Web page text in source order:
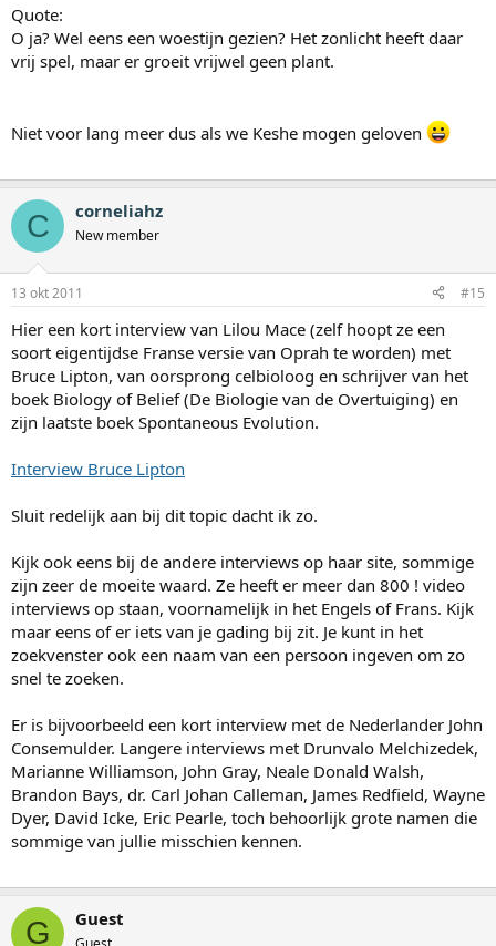
Quote:
O ja? Wel eens een woestijn gezien? Het zonlicht heeft daar
vrij spel, maar er groeit vrijwel geen plant.
Niet voor lang meer dus als we Keshe mogen geloven
C corneliahz
New member
13 okt 2011 #15
Hier een kort interview van Lilou Mace (zelf hoopt ze een
soort eigentijdse Franse versie van Oprah te worden) met
Bruce Lipton, van oorsprong celbioloog en schrijver van het
boek Biology of Belief (De Biologie van de Overtuiging) en
zijn laatste boek Spontaneous Evolution.
Interview Bruce Lipton
Sluit redelijk aan bij dit topic dacht ik zo.
Kijk ook eens bij de andere interviews op haar site, sommige
zijn zeer de moeite waard. Ze heeft er meer dan 800 ! video
interviews op staan, voornamelijk in het Engels of Frans. Kijk
maar eens of er iets van je gading bij zit. Je kunt in het
zoekvenster ook een naam van een persoon ingeven om zo
snel te zoeken.
Er is bijvoorbeeld een kort interview met de Nederlander John
Consemulder. Langere interviews met Drunvalo Melchizedek,
Marianne Williamson, John Gray, Neale Donald Walsh,
Brandon Bays, dr. Carl Johan Calleman, James Redfield, Wayne
Dyer, David Icke, Eric Pearle, toch behoorlijk grote namen die
sommige van jullie misschien kennen.
G Guest